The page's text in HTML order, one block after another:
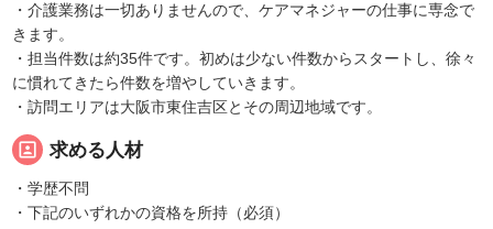
・介護業務は一切ありませんので、ケアマネジャーの仕事に専念で
きます。
・担当件数は約35件です。初めは少ない件数からスタートし、徐々
に慣れてきたら件数を増やしていきます。
・訪問エリアは大阪市東住吉区とその周辺地域です。
portrait 求める人材
・学歴不問
・下記のいずれかの資格を所持（必須）